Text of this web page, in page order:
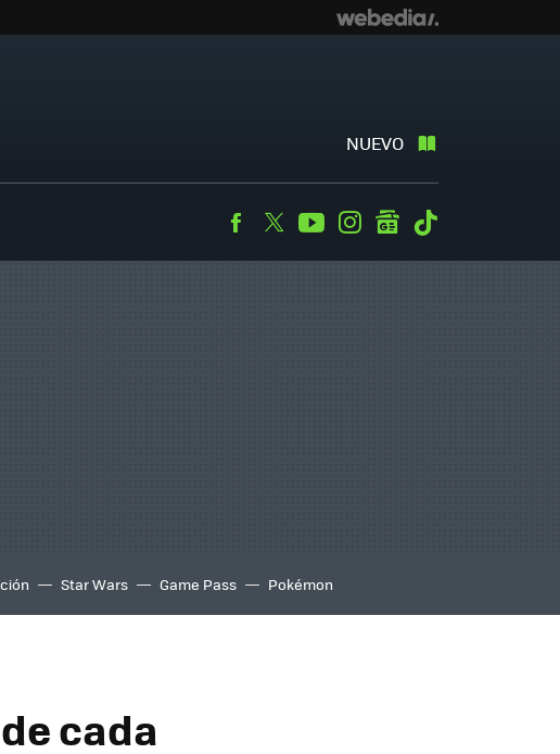
NUEVO
Facebook
TwitterYoutubeInstagramgooglenews
Star Wars Game Pass Pokémon
cada